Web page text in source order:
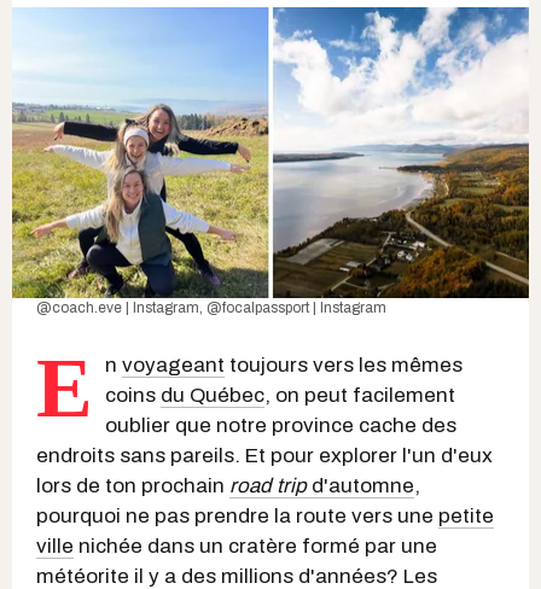
@coach.eve | Instagram @focalpassport | Instagram
E n voyageant toujours vers les mêmes
coins du Québec, on peut facilement
oublier que notre province cache des
endroits sans pareils. Et pour explorer l'un d'eux
lors de ton prochain road trip d'automne,
pourquoi ne pas prendre la route vers une petite
ville nichée dans un cratère formé par une
météorite il y a des millions d'années? Les